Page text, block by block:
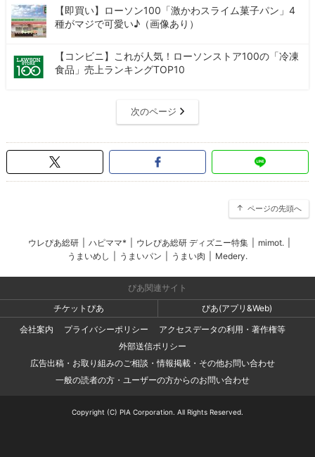
【即買い】ローソン100「激かわスライム菓子パン」4
種がマジで可愛い♪（画像あり）
【コンビニ】これが人気！ローソンストア100の「冷凍
食品」売上ランキングTOP10
次のページ
ページの先頭へ
ウレぴあ総研 ハピママ* ウレぴあ総研 ディズニー特集 mimot.
うまいめし
うまいパン うまい肉 Medery.
ぴあ関連サイト
チケットぴあ
ぴあ(アプリ&Web)
会社案内
プライバシーポリシー
アクセスデータの利用・著作権等
外部送信ポリシー
広告出稿・お取り組みのご相談・情報掲載・その他お問い合わせ
一般の読者の方・ユーザーの方からのお問い合わせ
Copyright (C) PIA Corporation. All Rights Reserved.